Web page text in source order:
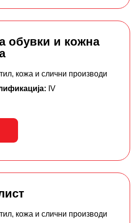
обувки и кожна
кожа и слични производи
IV
кожа и слични производи